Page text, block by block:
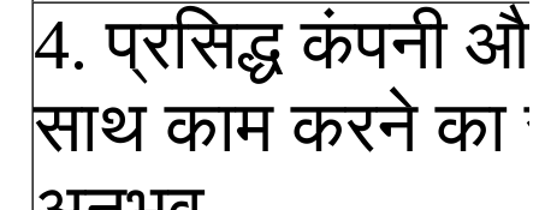
4. प्रसिद्ध कंपनी
साथ काम करने का